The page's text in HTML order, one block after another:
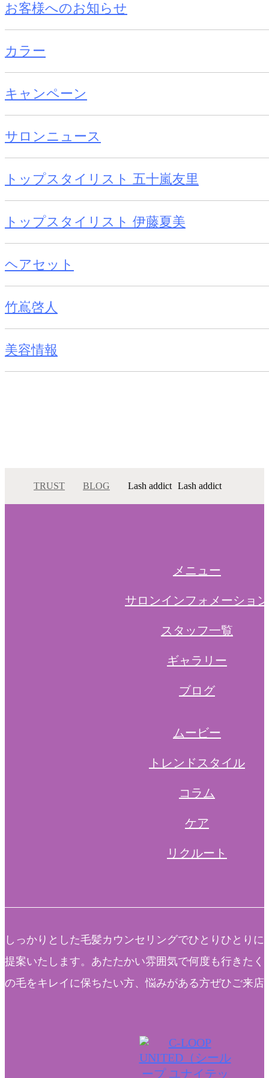
お客様へのお知らせ
カラー
キャンペーン
サロンニュース
トップスタイリスト 五十嵐友里
トップスタイリスト 伊藤夏美
ヘアセット
竹嶌啓人
美容情報
TRUST BLOG Lash addict Lash addict
メニュー
サロンインフォメーション
スタッフ一覧
ギャラリー
ブログ
ムービー
トレンドスタイル
コラム
ケア
リクルート
しっかりとした毛髪カウンセリングでひとりひとり
提案いたします。あたたかい雰囲気で何度も行きたく
の毛をキレイに保ちたい方、悩みがある方ぜひご来店